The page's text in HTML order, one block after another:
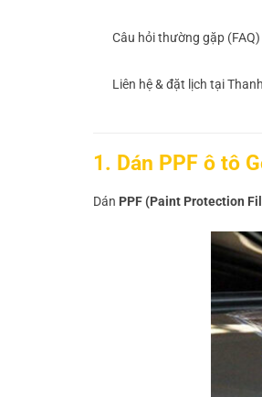
Câu hỏi thường gặp (FAQ)
Liên hệ & đặt lịch tại
1. Dán PPF ô tô
Dán PPF (Paint Protection